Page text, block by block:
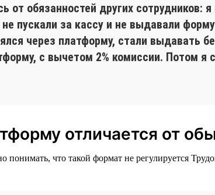
от обязанностей других
пускали за кассу и не выдавали
через платформу, стали выдавать
с вычетом 2% комиссии. Потом я
отличается от
понимать, что такой формат не регулируется